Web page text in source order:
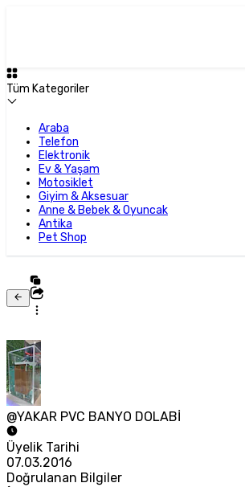
Tüm Kategoriler
Araba
Telefon
Elektronik
Ev & Yaşam
Motosiklet
Giyim & Aksesuar
Anne & Bebek & Oyuncak
Antika
Pet Shop
@YAKAR PVC BANYO DOLABİ
Üyelik Tarihi
07.03.2016
Doğrulanan Bilgiler